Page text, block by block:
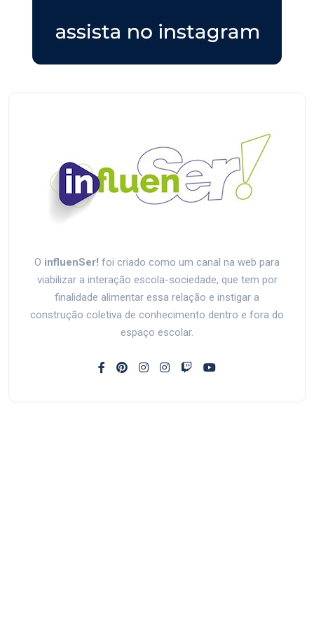
O influenSer! foi criado como um canal na web para
viabilizar a interação escola-sociedade, que tem por
finalidade alimentar essa relação e instigar a
construção coletiva de conhecimento dentro e fora do
espaço escolar.